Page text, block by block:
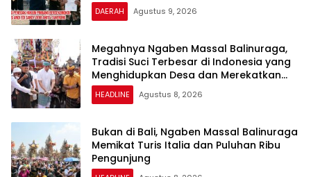
DAERAH Agustus 9, 2026
Megahnya Ngaben Massal Balinuraga,
Tradisi Suci Terbesar di Indonesia yang
Menghidupkan Desa dan Merekatkan
Ikatan Keluarga
HEADLINE Agustus 8, 2026
Bukan di Bali, Ngaben Massal Balinuraga
Memikat Turis Italia dan Puluhan Ribu
Pengunjung